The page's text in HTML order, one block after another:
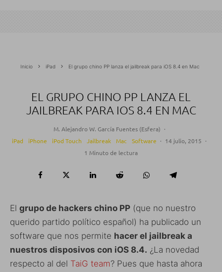
Inicio iPad El grupo chino PP lanza el jailbreak para iOS 8.4 en Mac
EL GRUPO CHINO PP LANZA EL
JAILBREAK PARA IOS 8.4 EN MAC
M. Alejandro W. García Fuentes (Esfera) ·
iPad
iPhone iPod Touch Jailbreak Mac Software · 14 julio, 2015 ·
1 Minuto de lectura
El grupo de hackers chino PP (que no nuestro
querido partido político español) ha publicado un
software que nos permite hacer el jailbreak a
nuestros disposivos con iOS 8.4. ¿La novedad
respecto al del TaiG team? Pues que hasta ahora